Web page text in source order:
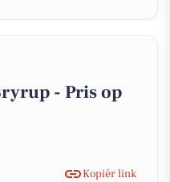
- Pris op
Kopiér link